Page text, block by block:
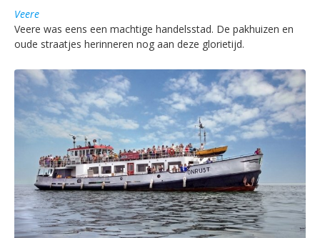
Veere
Veere was eens een machtige handelsstad. De pakhuizen en
oude straatjes herinneren nog aan deze glorietijd.